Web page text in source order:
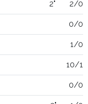
2" 2/0
0/0
1/0
10/1
0/0